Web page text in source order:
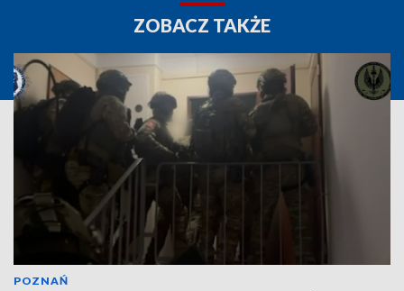
ZOBACZ TAKŻE
POZNAŃ